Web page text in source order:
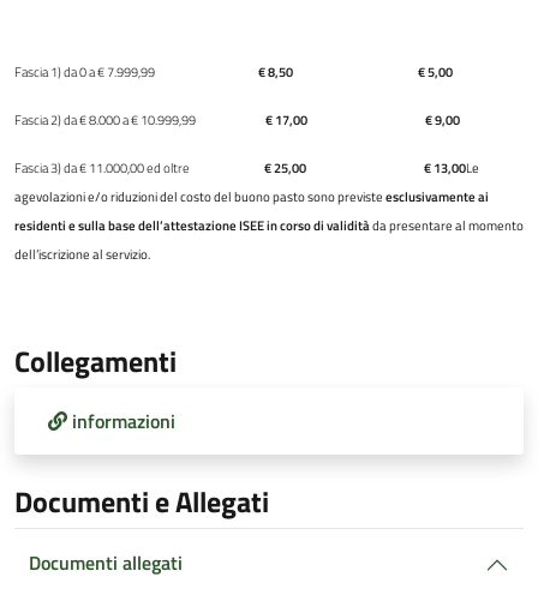
Fascia 1) da 0 a € 7.999,99 € 8,50 € 5,00
Fascia 2) da € 8.000 a € 10.999,99 € 17,00 € 9,00
Fascia 3) da € 11.000,00 ed oltre € 25,00 € 13,00Le
agevolazioni e/o riduzioni del costo del buono pasto sono previsteesclusivamente ai
residenti e sulla base dell’attestazione ISEE in corso di validitàda presentare al momento
dell’iscrizione al servizio.
Collegamenti
informazioni
Documenti e Allegati
Documenti allegati